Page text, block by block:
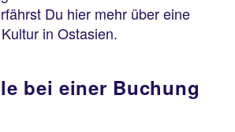
Du hier mehr über eine
in Ostasien.
bei einer Buchung